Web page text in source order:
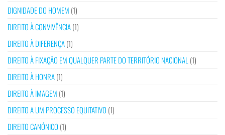
DIGNIDADE DO HOMEM (1)
DIREITO À CONVIVÊNCIA(1)
DIREITO À DIFERENÇA(1)
DIREITO À FIXAÇÃO EM QUALQUER PARTE DO TERRITÓRIO NACIONAL (1)
DIREITO À HONRA(1)
DIREITO À IMAGEM (1)
DIREITO A UM PROCESSO EQUITATIVO (1)
DIREITO CANÓNICO (1)